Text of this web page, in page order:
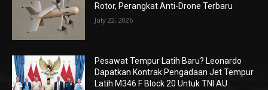
Rotor, Perangkat Anti-Drone Terbaru
July 22, 2026
Pesawat Tempur Latih Baru? Leonardo
Dapatkan Kontrak Pengadaan Jet Tempur
Latih M346 F Block 20 Untuk TNI AU